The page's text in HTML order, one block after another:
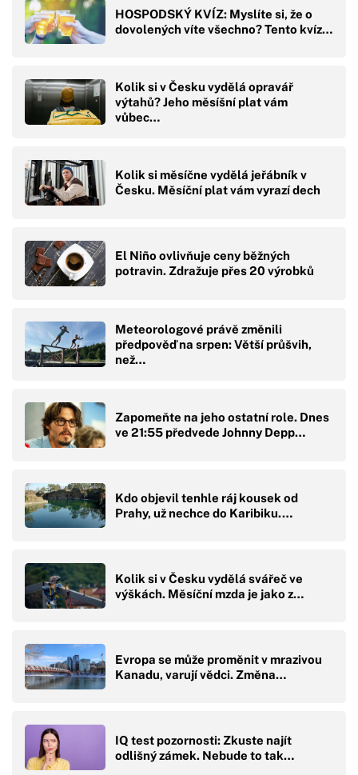
HOSPODSKÝ KVÍZ: Myslíte si, že o
dovolených víte všechno? Tento kvíz…
Kolik si v Česku vydělá opravář
výtahů? Jeho měsíšní plat vám
vůbec…
Kolik si měsíčne vydělá jeřábník v
Česku. Měsíční plat vám vyrazí dech
El Niño ovlivňuje ceny běžných
potravin. Zdražuje přes 20 výrobků
Meteorologové právě změnili
předpověď na srpen: Větší průšvih,
než…
Zapomeňte na jeho ostatní role. Dnes
ve 21:55 předvede Johnny Depp…
Kdo objevil tenhle ráj kousek od
Prahy, už nechce do Karibiku.…
Kolik si v Česku vydělá svářeč ve
výškách. Měsíční mzda je jako z…
Evropa se může proměnit v mrazivou
Kanadu, varují vědci. Změna…
IQ test pozornosti: Zkuste najít
odlišný zámek. Nebude to tak…